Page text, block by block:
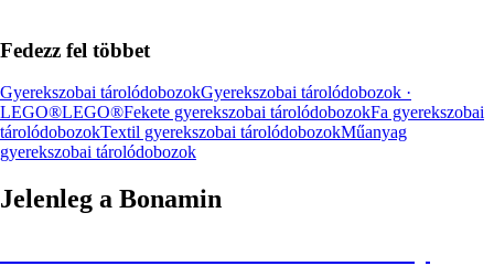
Fedezz fel többet
Gyerekszobai tárolódobozokGyerekszobai tárolódobozok ·
LEGO®LEGO®Fekete gyerekszobai tárolódobozokFa gyerekszobai
tárolódobozokTextil gyerekszobai tárolódobozokMűanyag
gyerekszobai tárolódobozok
Jelenleg a Bonamin